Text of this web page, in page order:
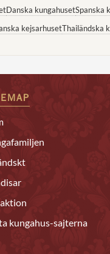
Danska kungahusetSpanska
kejsarhusetThailändska
kungahus-sajterna